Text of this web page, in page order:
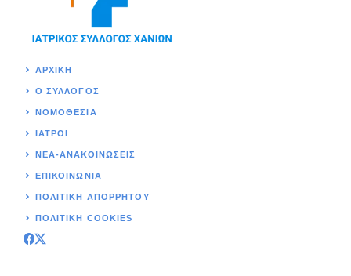
ΑΡΧΙΚΉ
Ο ΣΥΛΛΟΓΟΣ
ΝΟΜΟΘΕΣΊΑ
ΙΑΤΡΟΙ
ΝΕΑ-ΑΝΑΚΟΙΝΩΣΕΙΣ
ΕΠΙΚΟΙΝΩΝΊΑ
ΠΟΛΙΤΙΚΉ ΑΠΟΡΡΗΤΟΥ
ΠΟΛΙΤΙΚΗ COOKIES